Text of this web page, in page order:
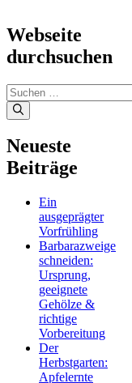
Webseite
durchsuchen
Suchen
nach:
Neueste
Beiträge
Ein
ausgeprägter
Vorfrühling
Barbarazweige
schneiden:
Ursprung,
geeignete
Gehölze &
richtige
Vorbereitung
Der
Herbstgarten:
Apfelernte